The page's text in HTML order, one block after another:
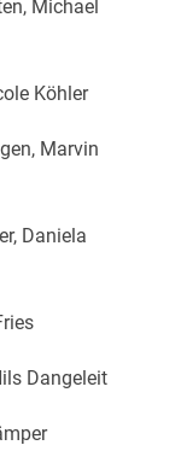
Michael
Köhler
Marvin
Daniela
Dangeleit